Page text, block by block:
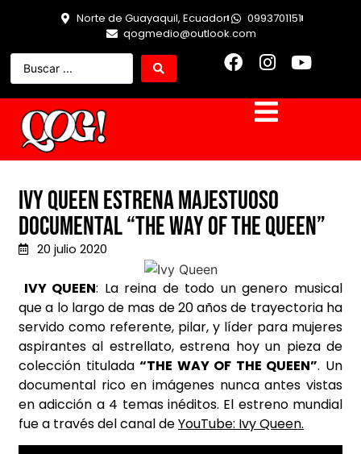
Norte de Guayaquil, Ecuador
0993701151
qogmedio@outlook.com
Ivy Queen estrena majestuoso
documental “The Way Of The Queen”
20 julio 2020
IVY QUEEN: La reina de todo un genero musical
que a lo largo de mas de 20 años de trayectoria ha
servido como referente, pilar, y líder para mujeres
aspirantes al estrellato, estrena hoy un pieza de
colección titulada“THE WAY OF THE QUEEN”. Un
documental rico en imágenes nunca antes vistas
en adicción a 4 temas inéditos. El estreno mundial
fue a través del canal deYouTube: Ivy Queen.